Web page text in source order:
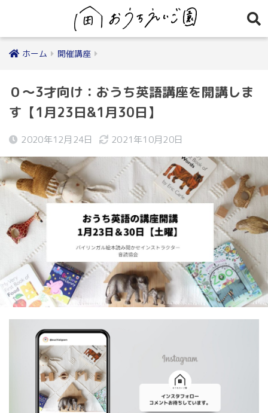
ホーム 開催講座
０～3才向け：おうち英語講座を開講しま
す【1月23日&1月30日】
2020年12月24日 2021年10月20日